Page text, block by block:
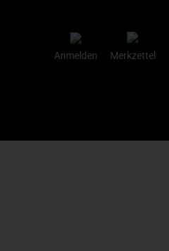
Merkzettel
Anmelden